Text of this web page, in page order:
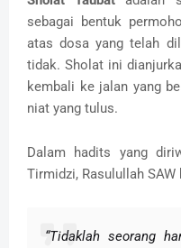
sebagai bentuk
atas dosa yang telah
tidak. Sholat ini
kembali ke jalan yang
niat yang tulus.
Dalam hadits yang
Tirmidzi, Rasulullah SAW
“Tidaklah seorang